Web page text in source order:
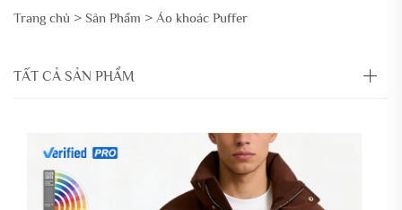
Trang chủ > Sản Phẩm > Áo khoác Puffer
TẤT CẢ SẢN PHẨM